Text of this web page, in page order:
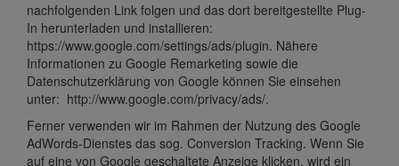
nachfolgenden Link folgen und das dort bereitgestellte Plug-
In herunterladen und installieren:
https://www.google.com/settings/ads/plugin. Nähere
Informationen zu Google Remarketing sowie die
Datenschutzerklärung von Google können Sie einsehen
unter: http://www.google.com/privacy/ads/.
Ferner verwenden wir im Rahmen der Nutzung des Google
AdWords-Dienstes das sog. Conversion Tracking. Wenn Sie
auf eine von Google geschaltete Anzeige klicken, wird ein